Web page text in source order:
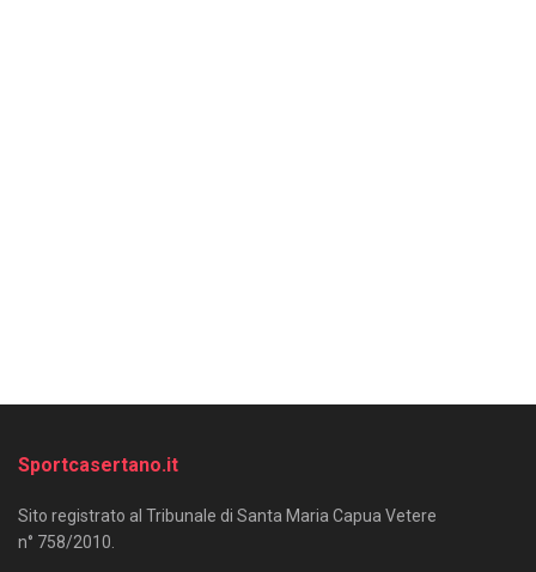
Sportcasertano.it
Sito registrato al Tribunale di Santa Maria Capua Vetere
n° 758/2010.